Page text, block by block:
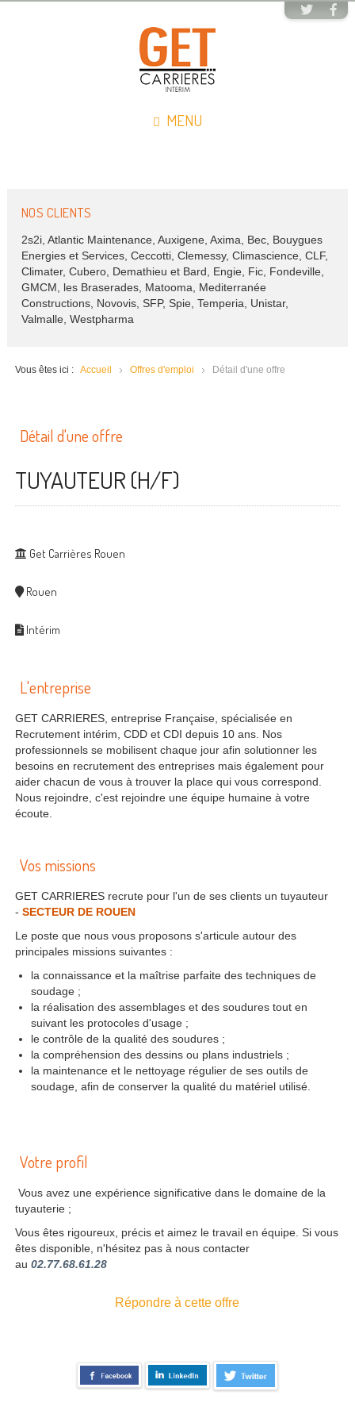
MENU
NOS CLIENTS
2s2i, Atlantic Maintenance, Auxigene, Axima, Bec, Bouygues
Energies et Services, Ceccotti, Clemessy, Climascience, CLF,
Climater, Cubero, Demathieu et Bard, Engie, Fic, Fondeville,
GMCM, les Braserades, Matooma, Mediterranée
Constructions, Novovis, SFP, Spie, Temperia, Unistar,
Valmalle, Westpharma
Vous êtes ici : Accueil Offres d'emploi Détail d'une offre
Détail d'une offre
TUYAUTEUR (H/F)
Get Carrières Rouen
Rouen
Intérim
L'entreprise
GET CARRIERES, entreprise Française, spécialisée en
Recrutement intérim, CDD et CDI depuis 10 ans. Nos
professionnels se mobilisent chaque jour afin solutionner les
besoins en recrutement des entreprises mais également pour
aider chacun de vous à trouver la place qui vous correspond.
Nous rejoindre, c'est rejoindre une équipe humaine à votre
écoute.
Vos missions
GET CARRIERES recrute pour l'un de ses clients un tuyauteur
- SECTEUR DE ROUEN
Le poste que nous vous proposons s'articule autour des
principales missions suivantes :
la connaissance et la maîtrise parfaite des techniques de
soudage ;
la réalisation des assemblages et des soudures tout en
suivant les protocoles d'usage ;
le contrôle de la qualité des soudures ;
la compréhension des dessins ou plans industriels ;
la maintenance et le nettoyage régulier de ses outils de
soudage, afin de conserver la qualité du matériel utilisé.
Votre profil
Vous avez une expérience significative dans le domaine de la
tuyauterie ;
Vous êtes rigoureux, précis et aimez le travail en équipe. Si vous
êtes disponible, n'hésitez pas à nous contacter
au 02.77.68.61.28
Répondre à cette offre